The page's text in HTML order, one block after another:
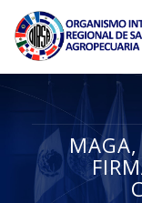
MAGA,